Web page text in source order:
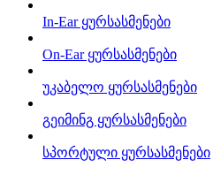
In-Ear ყურსასმენები
On-Ear ყურსასმენები
უკაბელო ყურსასმენები
გეიმინგ ყურსასმენები
სპორტული ყურსასმენები